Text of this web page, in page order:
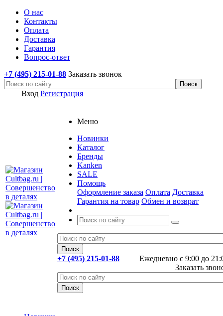
О нас
Контакты
Оплата
Доставка
Гарантия
Вопрос-ответ
+7 (495) 215-01-88 Заказать звонок
Вход Регистрация
Меню
Новинки
Каталог
Бренды
Kanken
SALE
Помощь
Оформление заказа Оплата Доставка
Гарантия на товар Обмен и возврат
Ежедневно с 9:00 до
+7 (495) 215-01-88
Заказать